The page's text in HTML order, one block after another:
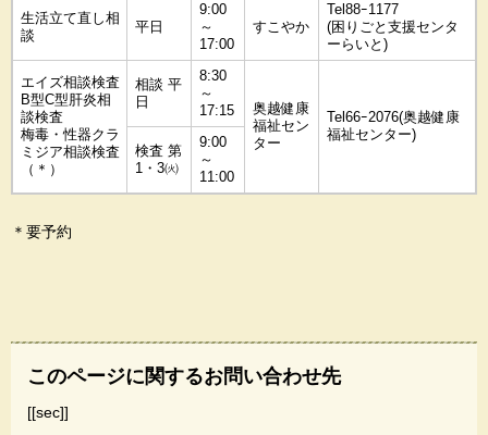
生活立て直し相
談
平日
9:00
～
17:00
すこやか
Tel88ｰ1177
(困りごと支援センタ
ーらいと)
エイズ相談検査
B型C型肝炎相
談検査
梅毒・性器クラ
ミジア相談検査
（＊）
相談 平
日
8:30
～
17:15
奥越健康
福祉セン
ター
Tel66ｰ2076(奥越健康
福祉センター)
検査 第
1・3㈫
9:00
～
11:00
＊要予約
このページに関するお問い合わせ先
[[sec]]